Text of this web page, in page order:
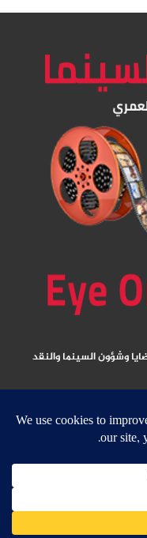
وشؤون السينما والنقد
من المواد المنشورة في هذا
الناشر/ رئيس التحرير